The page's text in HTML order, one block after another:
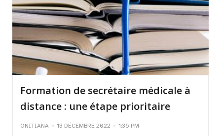
Formation de secrétaire médicale à
distance : une étape prioritaire
ONITIANA - 13 DÉCEMBRE 2022 - 1:36 PM